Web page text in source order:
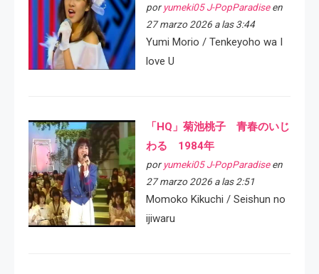
por yumeki05 J-PopParadiseen
27 marzo 2026 a las 3:44
Yumi Morio / Tenkeyoho wa I
love U
「HQ」菊池桃子 青春のいじ
わる 1984年
por yumeki05 J-PopParadiseen
27 marzo 2026 a las 2:51
Momoko Kikuchi / Seishun no
ijiwaru